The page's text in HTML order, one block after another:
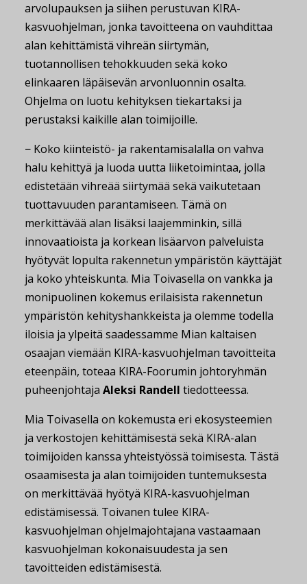
arvolupauksen ja siihen perustuvan KIRA-
kasvuohjelman, jonka tavoitteena on vauhdittaa
alan kehittämistä vihreän siirtymän,
tuotannollisen tehokkuuden sekä koko
elinkaaren läpäisevän arvonluonnin osalta.
Ohjelma on luotu kehityksen tiekartaksi ja
perustaksi kaikille alan toimijoille.
− Koko kiinteistö- ja rakentamisalalla on vahva
halu kehittyä ja luoda uutta liiketoimintaa, jolla
edistetään vihreää siirtymää sekä vaikutetaan
tuottavuuden parantamiseen. Tämä on
merkittävää alan lisäksi laajemminkin, sillä
innovaatioista ja korkean lisäarvon palveluista
hyötyvät lopulta rakennetun ympäristön käyttäjät
ja koko yhteiskunta. Mia Toivasella on vankka ja
monipuolinen kokemus erilaisista rakennetun
ympäristön kehityshankkeista ja olemme todella
iloisia ja ylpeitä saadessamme Mian kaltaisen
osaajan viemään KIRA-kasvuohjelman tavoitteita
eteenpäin, toteaa KIRA-Foorumin johtoryhmän
puheenjohtaja Aleksi Randell tiedotteessa.
Mia Toivasella on kokemusta eri ekosysteemien
ja verkostojen kehittämisestä sekä KIRA-alan
toimijoiden kanssa yhteistyössä toimisesta. Tästä
osaamisesta ja alan toimijoiden tuntemuksesta
on merkittävää hyötyä KIRA-kasvuohjelman
edistämisessä. Toivanen tulee KIRA-
kasvuohjelman ohjelmajohtajana vastaamaan
kasvuohjelman kokonaisuudesta ja sen
tavoitteiden edistämisestä.